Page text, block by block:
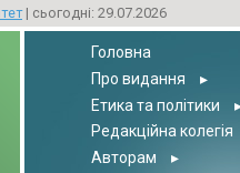
| сьогодні: 29.07.2026
Головна
Про видання
▸
Етика та політики
Редакційна колегія
Авторам
▸